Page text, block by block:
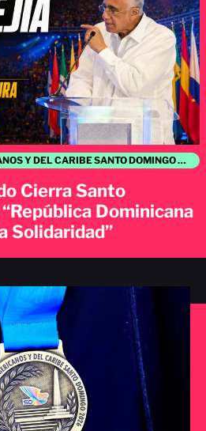
JUEGOS CENTROAMERICANOS Y DEL CARIBE SANTO DOMINGO 2026
Cierra Santo
Dominicana
Solidaridad”